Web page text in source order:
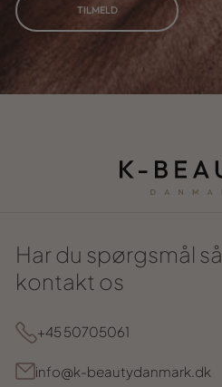
TILMELD
Har du spørgsmål så
kontakt os
+45 50705061
info@k-beautydanmark.dk